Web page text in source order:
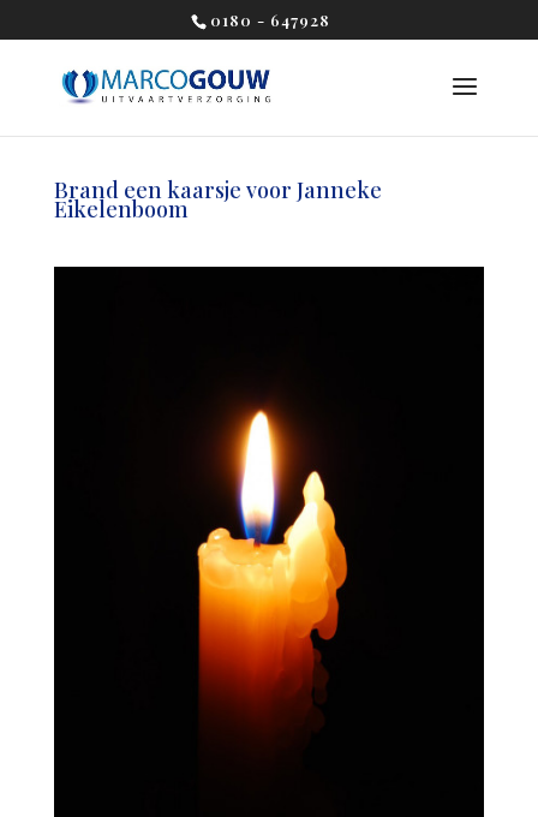
0180 - 647928
Brand een kaarsje voor Janneke
Eikelenboom